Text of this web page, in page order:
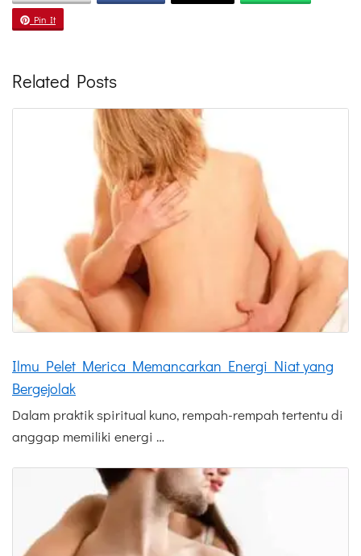
Pin It
Related Posts
Ilmu Pelet Merica Memancarkan Energi Niat yang
Bergejolak
Dalam praktik spiritual kuno, rempah-rempah tertentu di
anggap memiliki energi …